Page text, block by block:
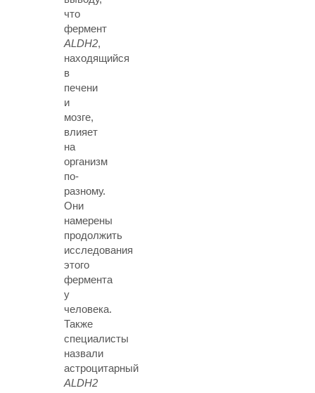
что
фермент
ALDH2,
находящийся
в
печени
и
мозге,
влияет
на
организм
по-
разному.
Они
намерены
продолжить
исследования
этого
фермента
у
человека.
Также
специалисты
назвали
астроцитарный
ALDH2